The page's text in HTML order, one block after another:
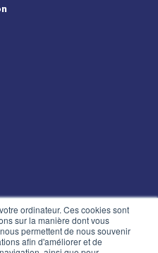
ordinateur. Ces cookies sont
sur la manière dont vous
permettent de nous souvenir
afin d'améliorer et de